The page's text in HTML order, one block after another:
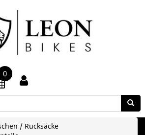
0
/ Rucksäcke